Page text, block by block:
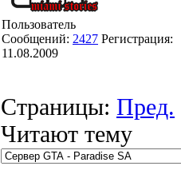
Пользователь
Сообщений: 2427 Регистрация:
11.08.2009
Страницы: Пред.
Читают тему